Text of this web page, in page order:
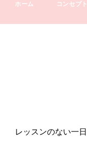
ホーム コンセプト
レッスンのない一